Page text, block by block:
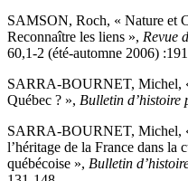
SAMSON, Roch, « Nature et
Reconnaître les liens », Revue
60,1-2 (été-automne 2006)
SARRA-BOURNET, Michel,
Québec ? », Bulletin d’histoire
SARRA-BOURNET, Michel,
l’héritage de la France dans la
québécoise », Bulletin